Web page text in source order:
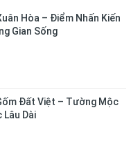
Hòa – Điểm Nhấn Kiến
Gian Sống
Đất Việt – Tường Mộc
Lâu Dài